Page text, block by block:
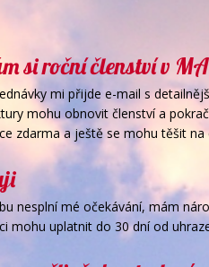
si roční členství v
mi přijde e-mail s
mohu obnovit členství a
zdarma a ještě se mohu těšit na
nesplní mé očekávání, mám
mohu uplatnit do 30 dní od